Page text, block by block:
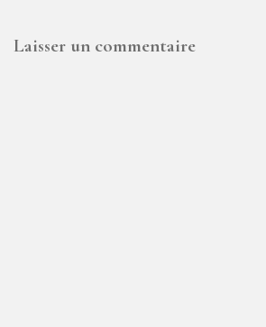
Laisser un commentaire